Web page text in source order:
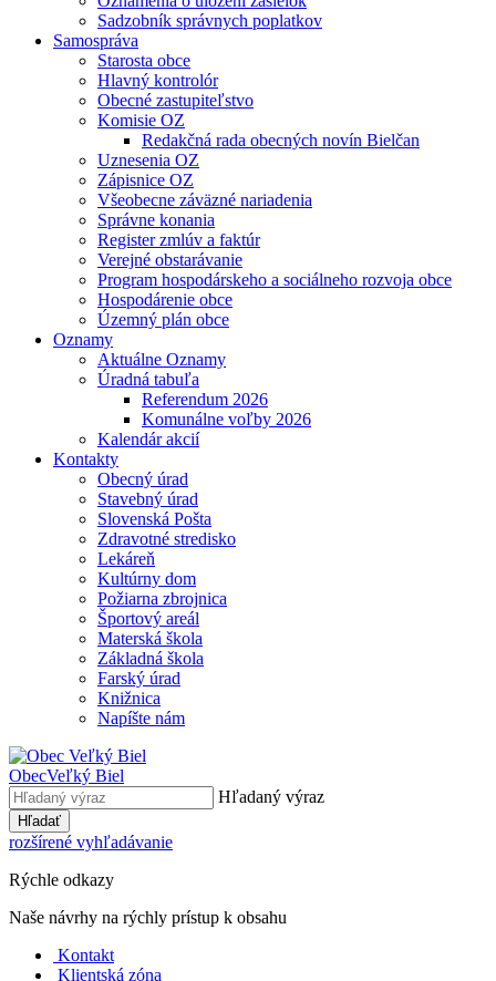
Sadzobník správnych poplatkov
Samospráva
Starosta obce
Hlavný kontrolór
Obecné zastupiteľstvo
Komisie OZ
Redakčná rada obecných novín Bielčan
Uznesenia OZ
Zápisnice OZ
Všeobecne záväzné nariadenia
Správne konania
Register zmlúv a faktúr
Verejné obstarávanie
Program hospodárskeho a sociálneho rozvoja obce
Hospodárenie obce
Územný plán obce
Oznamy
Aktuálne Oznamy
Úradná tabuľa
Referendum 2026
Komunálne voľby 2026
Kalendár akcií
Kontakty
Obecný úrad
Stavebný úrad
Slovenská Pošta
Zdravotné stredisko
Lekáreň
Kultúrny dom
Požiarna zbrojnica
Športový areál
Materská škola
Základná škola
Farský úrad
Knižnica
Napíšte nám
ObecVeľký Biel
Hľadaný výraz
Hľadať
rozšírené vyhľadávanie
Rýchle odkazy
Naše návrhy na rýchly prístup k obsahu
Kontakt
Klientská zóna